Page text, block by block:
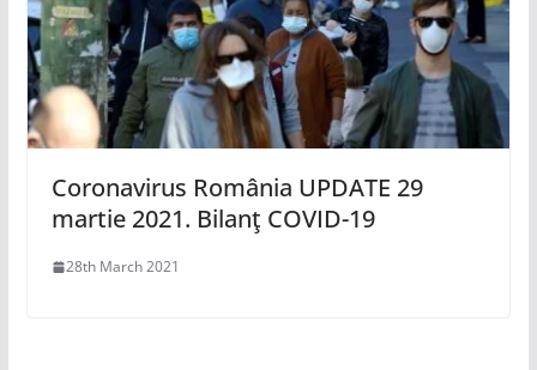
Coronavirus România UPDATE 29
martie 2021. Bilanţ COVID-19
28th March 2021